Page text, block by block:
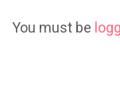
You must be